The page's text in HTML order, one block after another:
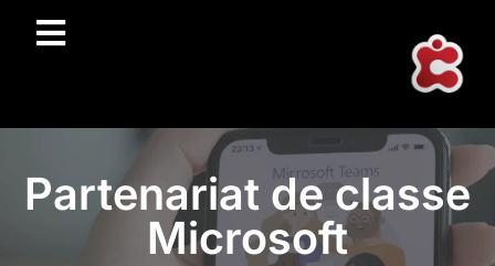
Partenariat de classe
Microsoft